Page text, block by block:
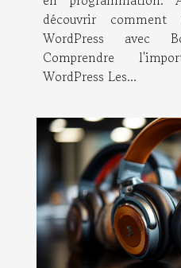
découvrir
WordPress avec
Comprendre
WordPress Les...